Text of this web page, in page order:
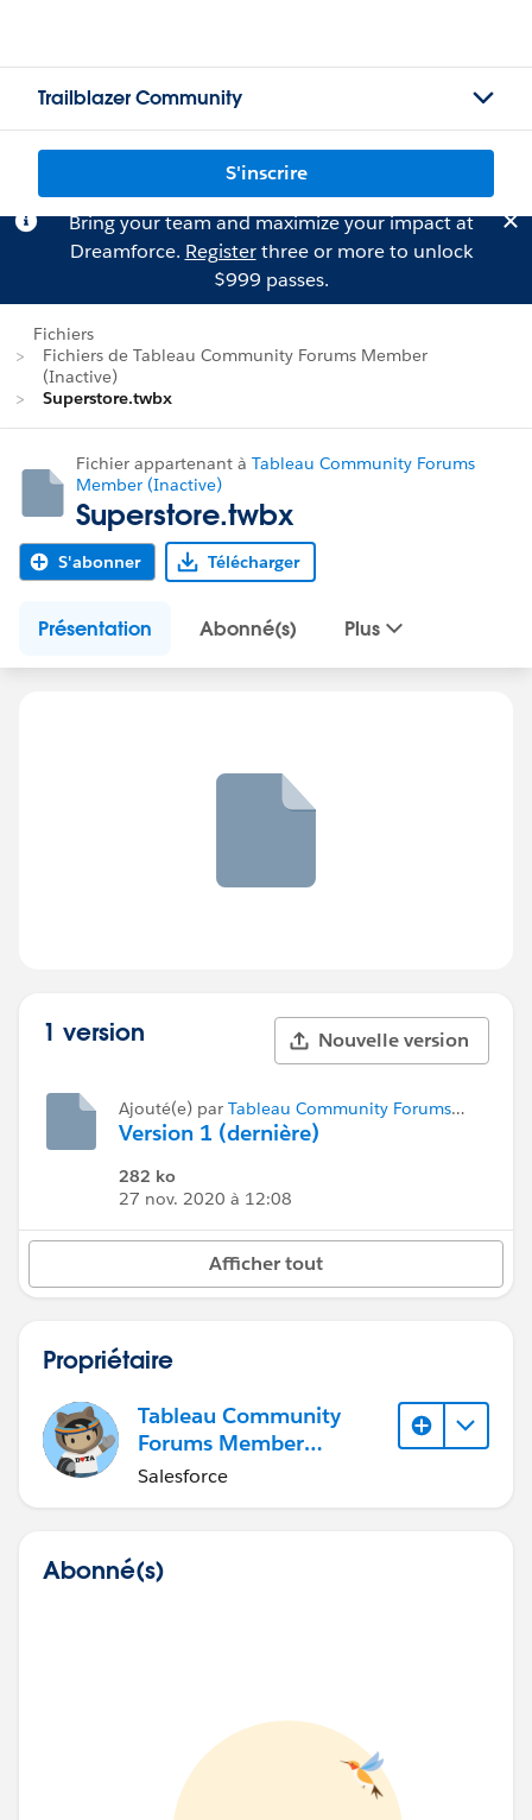
Trailblazer Community
S'inscrire
Bring your team and maximize your impact at
Dreamforce. Registerthree or more to unlock
$999 passes.
Fichiers
Fichiers de Tableau Community Forums Member
(Inactive)
Superstore.twbx
Fichier appartenant à Tableau Community Forums
Member (Inactive)
Superstore.twbx
S'abonner Télécharger
Présentation Abonné(s) Plus
1 version Nouvelle version
Ajouté(e) par Tableau Community Forums
Member (Inactive)
Version 1 (dernière)
282 ko
27 nov. 2020 à 12:08
Afficher tout
Propriétaire
Tableau Community
Forums Member
(Inactive)
Salesforce
Abonné(s)